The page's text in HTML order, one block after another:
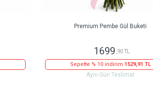
Premium Pembe Gül Buketi
1699 ,90 TL
Sepette % 10 indirim 1529,91 TL
Aynı Gün Teslimat